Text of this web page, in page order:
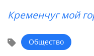
Кременчуг мой
Общество